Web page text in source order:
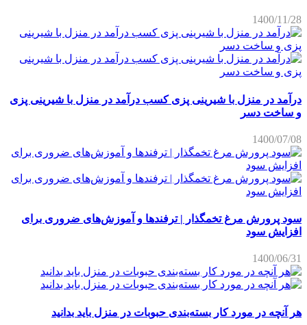
1400/11/28
درآمد در منزل با شیرینی پزی کسب درآمد در منزل با شیرینی پزی
و ساخت دسر
1400/07/08
سود پرورش مرغ تخمگذار | ترفندها و آموزش‌های ضروری برای
افزایش سود
1400/06/31
هر آنچه در مورد کار بسته‌بندی حبوبات در منزل باید بدانید